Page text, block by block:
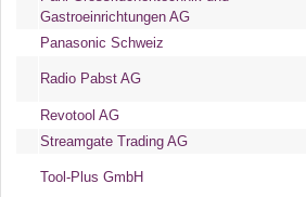
Gastroeinrichtungen AG
Panasonic Schweiz
Radio Pabst AG
Revotool AG
Streamgate Trading AG
Tool-Plus GmbH